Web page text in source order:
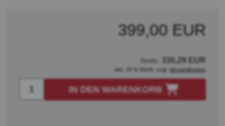
399,00 EUR
Netto: 335,29 EUR
inkl. 19 % MwSt. zzgl. Versandkosten
IN DEN WARENKORB